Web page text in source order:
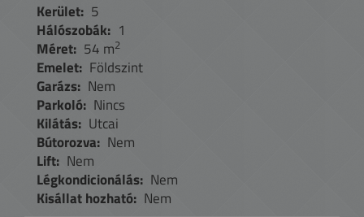
Kerület: 5
Hálószobák: 1
Méret: 54 m2
Emelet: Földszint
Garázs: Nem
Parkoló: Nincs
Kilátás: Utcai
Bútorozva: Nem
Lift: Nem
Légkondicionálás: Nem
Kisállat hozható: Nem